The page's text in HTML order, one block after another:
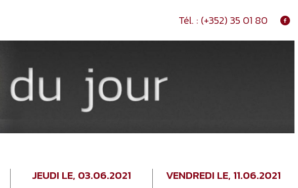
Tél. : (+352) 35 01 80
JEUDI LE, 03.06.2021 VENDREDI LE, 11.06.2021